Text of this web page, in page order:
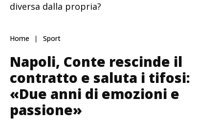
diversa dalla propria?
Home Sport
Napoli, Conte rescinde il
contratto e saluta i tifosi:
«Due anni di emozioni e
passione»